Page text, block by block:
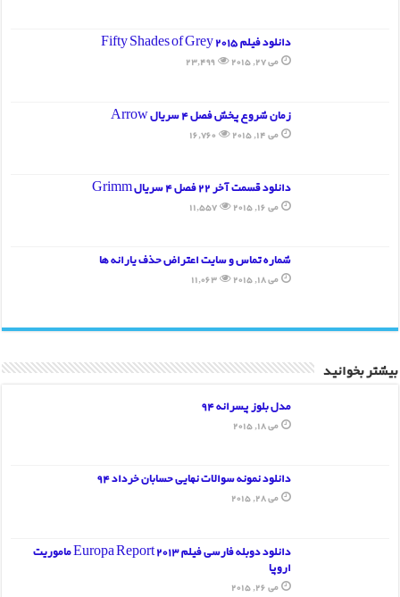
دانلود فیلم Fifty Shades of Grey 2015
می 27, 2015 23,499
زمان شروع پخش فصل 4 سریال Arrow
می 14, 2015 16,760
دانلود قسمت آخر 22 فصل 4 سریال Grimm
می 16, 2015 11,557
شماره تماس و سایت اعتراض حذف یارانه ها
می 18, 2015 11,063
بیشتر بخوانید
مدل بلوز پسرانه 94
می 18, 2015
دانلود نمونه سوالات نهایی حسابان خرداد 94
می 28, 2015
دانلود دوبله فارسی فیلم Europa Report 2013 ماموریت
اروپا
می 26, 2015